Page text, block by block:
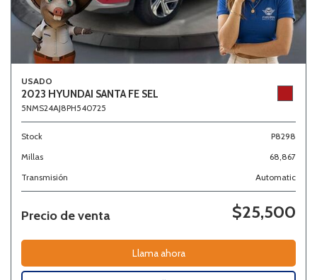
USADO
2023 HYUNDAI SANTA FE SEL
5NMS24AJ8PH540725
Stock
P8298
Millas
68,867
Transmisión
Automatic
Precio de venta $25,500
Llama ahora